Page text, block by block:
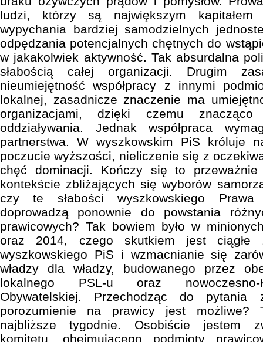
ludzi, którzy są największym
wypychania bardziej samodzielnych
odpędzania potencjalnych chętnych do
w jakakolwiek aktywność. Tak absurdalna
słabością całej organizacji. Drugim
nieumiejętność współpracy z innymi
lokalnej, zasadnicze znaczenie ma
organizacjami, dzięki czemu
oddziaływania. Jednak współpraca
partnerstwa. W wyszkowskim PiS króluje
poczucie wyższości, nieliczenie się z
chęć dominacji. Kończy się to przeważnie
kontekście zbliżających się wyborów
czy te słabości wyszkowskiego
doprowadzą ponownie do powstania
prawicowych? Tak bowiem było w
oraz 2014, czego skutkiem jest ciągłe
wyszkowskiego PiS i wzmacnianie się
władzy dla władzy, budowanego przez
lokalnego PSL-u oraz nowoczesno-
Obywatelskiej. Przechodząc do
porozumienie na prawicy jest możliwe?
najbliższe tygodnie. Osobiście jestem
komitetu, obejmującego podmioty